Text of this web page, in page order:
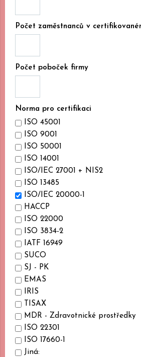
Počet zaměstnanců v
Počet poboček firmy
Norma pro certifikaci
ISO 45001
ISO 9001
ISO 50001
ISO 14001
ISO/IEC 27001 + NIS2
ISO 13485
ISO/IEC 20000-1
HACCP
ISO 22000
ISO 3834-2
IATF 16949
SUCO
SJ - PK
EMAS
IRIS
TISAX
MDR - Zdravotnické prostředky
ISO 22301
ISO 17660-1
Jiná: